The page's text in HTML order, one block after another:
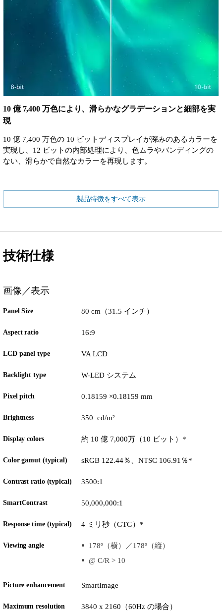
10 億 7,400 万色により、滑らかなグラデーションと細部を実
現
10 億 7,400 万色の 10 ビットディスプレイが深みのあるカラーを
実現し、12 ビットの内部処理により、色ムラやバンディングの
ない、滑らかで自然なカラーを再現します。
製品特徴をすべて表示
技術仕様
画像／表示
Panel Size 80 cm（31.5 インチ）
Aspect ratio 16:9
LCD panel type VA LCD
Backlight type W-LED システム
Pixel pitch 0.18159 ×0.18159 mm
Brightness 350 cd/m²
Display colors 約 10 億 7,000万（10 ビット）*
Color gamut (typical) sRGB 122.44％、NTSC 106.91％*
Contrast ratio (typical) 3500:1
SmartContrast 50,000,000:1
Response time (typical) 4 ミリ秒（GTG）*
Viewing angle
178º（横）／178º（縦）
@ C/R > 10
Picture enhancement SmartImage
Maximum resolution 3840 x 2160（60Hz の場合）